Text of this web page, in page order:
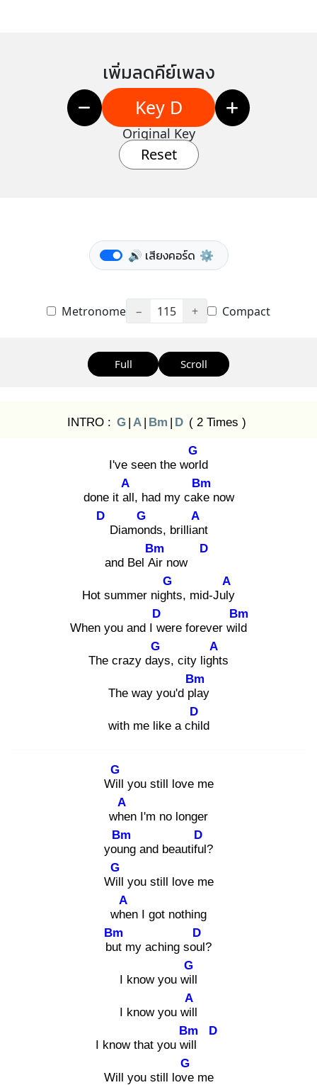
เพิ่มลดคีย์เพลง
Key D
Original Key
Reset
🔊 เสียงคอร์ด ⚙️
Metronome − 115 + Compact
Full Scroll
INTRO : G | A | Bm | D ( 2 Times )
I've seen the worl
G
d
done it all
A
, had my cake
Bm
now
D
Diamon
G
ds, brillian
A
t
and Bel Air
Bm
now
D
Hot summer night
G
s, mid-July
A
When you and I w
D
ere forever wild
Bm
The crazy day
G
s, city light
A
s
The way you'd pla
Bm
y
with me like a chil
D
d
Will
G
you still love me
whe
A
n I'm no longer
youn
Bm
g and beautiful
D
?
Will
G
you still love me
whe
A
n I got nothing
but
Bm
my aching soul
D
?
I know you will
G
I know you will
A
I know that you will
Bm D
Will you still love
G
me